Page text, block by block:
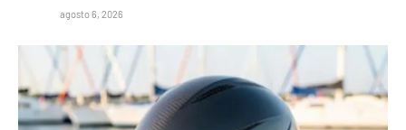
agosto 6, 2026